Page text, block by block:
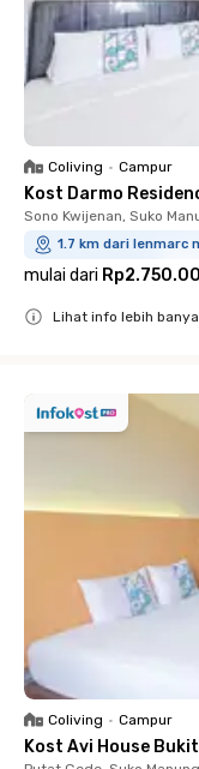
Coliving • Campur
Kost Darmo
Sono Kwijenan, Suko
1.7 km dari lenmarc
mulai dari
Lihat info lebih
Coliving • Campur
Kost Avi House